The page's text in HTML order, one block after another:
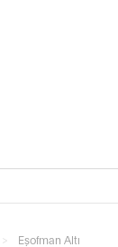
Eşofman Altı